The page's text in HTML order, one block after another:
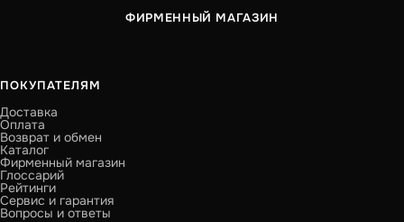
ФИРМЕННЫЙ МАГАЗИН
ПОКУПАТЕЛЯМ
Доставка
Оплата
Возврат и обмен
Каталог
Фирменный магазин
Глоссарий
Рейтинги
Сервис и гарантия
Вопросы и ответы